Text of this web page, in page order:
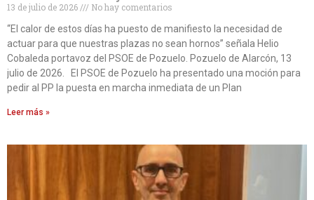
13 de julio de 2026
No hay comentarios
“El calor de estos días ha puesto de manifiesto la necesidad de
actuar para que nuestras plazas no sean hornos” señala Helio
Cobaleda portavoz del PSOE de Pozuelo. Pozuelo de Alarcón, 13
julio de 2026. El PSOE de Pozuelo ha presentado una moción para
pedir al PP la puesta en marcha inmediata de un Plan
Leer más »